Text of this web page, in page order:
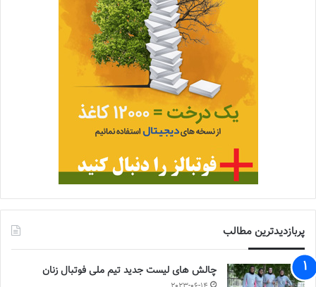
پربازدیدترین مطالب
چالش هاى ليست جدید تيم ملى فوتبال زنان